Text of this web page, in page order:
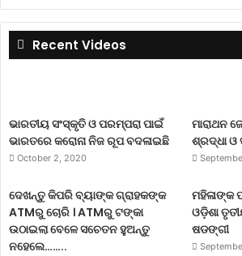
Recent Videos
ଭାରତୀୟ ସଂସ୍କୃତି ଓ ପରମ୍ପରା ପାଇଁ
ଭାରତରେ କରୋନା ନିଜ ରୂପ ବଦଳାଇଛି
October 2, 2020
ମାରାଥନ
ଶ୍ରଦ୍ଧା ଓ
ଦେଖନ୍ତୁ କିପରି ବ୍ୟାଙ୍କ ଗ୍ରାହକଙ୍କ
ATMରୁ ଚୋରି । ATMରୁ ଟଙ୍କା
ଉଠାଇଲା ବେଳେ ସଚେତନ ହୁଅନ୍ତୁ
ନହେଲେ……..
ମହିଳାଙ୍କ
ଓଡ଼ିଶା
ଷଡଙ୍ଗୀ